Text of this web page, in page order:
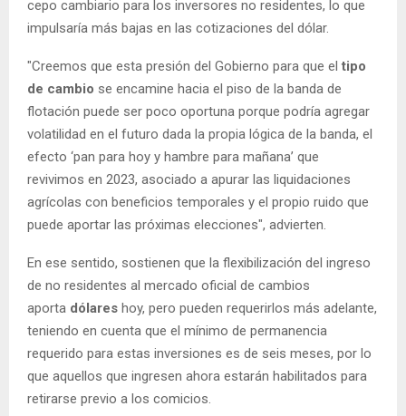
cepo cambiario para los inversores no residentes, lo que
impulsaría más bajas en las cotizaciones del dólar.
"Creemos que esta presión del Gobierno para que el tipo
de cambio se encamine hacia el piso de la banda de
flotación puede ser poco oportuna porque podría agregar
volatilidad en el futuro dada la propia lógica de la banda, el
efecto ‘pan para hoy y hambre para mañana’ que
revivimos en 2023, asociado a apurar las liquidaciones
agrícolas con beneficios temporales y el propio ruido que
puede aportar las próximas elecciones", advierten.
En ese sentido, sostienen que la flexibilización del ingreso
de no residentes al mercado oficial de cambios
aporta dólares hoy, pero pueden requerirlos más adelante,
teniendo en cuenta que el mínimo de permanencia
requerido para estas inversiones es de seis meses, por lo
que aquellos que ingresen ahora estarán habilitados para
retirarse previo a los comicios.